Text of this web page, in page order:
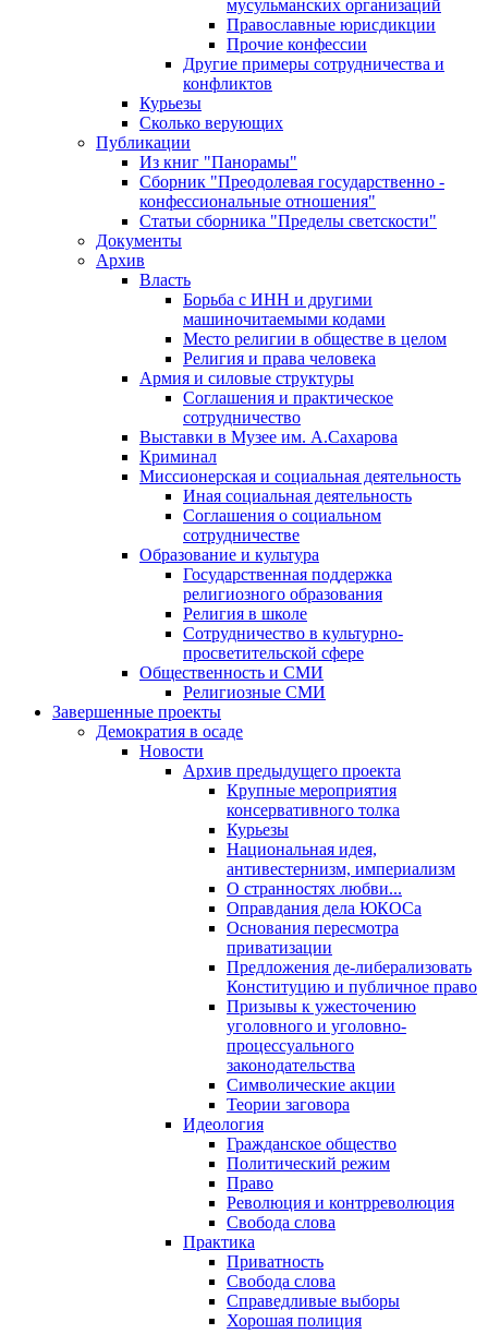
мусульманских организаций
Православные юрисдикции
Прочие конфессии
Другие примеры сотрудничества и
конфликтов
Курьезы
Сколько верующих
Публикации
Из книг "Панорамы"
Сборник "Преодолевая государственно -
конфессиональные отношения"
Статьи сборника "Пределы светскости"
Документы
Архив
Власть
Борьба с ИНН и другими
машиночитаемыми кодами
Место религии в обществе в целом
Религия и права человека
Армия и силовые структуры
Соглашения и практическое
сотрудничество
Выставки в Музее им. А.Сахарова
Криминал
Миссионерская и социальная деятельность
Иная социальная деятельность
Соглашения о социальном
сотрудничестве
Образование и культура
Государственная поддержка
религиозного образования
Религия в школе
Сотрудничество в культурно-
просветительской сфере
Общественность и СМИ
Религиозные СМИ
Завершенные проекты
Демократия в осаде
Новости
Архив предыдущего проекта
Крупные мероприятия
консервативного толка
Курьезы
Национальная идея,
антивестернизм, империализм
О странностях любви...
Оправдания дела ЮКОСа
Основания пересмотра
приватизации
Предложения де-либерализовать
Конституцию и публичное право
Призывы к ужесточению
уголовного и уголовно-
процессуального
законодательства
Символические акции
Теории заговора
Идеология
Гражданское общество
Политический режим
Право
Революция и контрреволюция
Свобода слова
Практика
Приватность
Свобода слова
Справедливые выборы
Хорошая полиция